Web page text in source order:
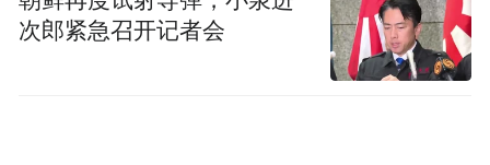
次郎紧急召开记者会